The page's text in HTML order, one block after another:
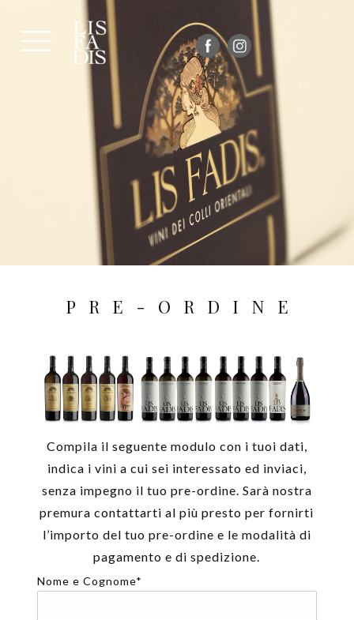
P R E - O R D I N E
Compila il seguente modulo con i tuoi dati,
indica i vini a cui sei interessato ed inviaci,
senza impegno il tuo pre-ordine. Sarà nostra
premura contattarti al più presto per fornirti
l’importo del tuo pre-ordine e le modalità di
pagamento e di spedizione.
Nome e Cognome*